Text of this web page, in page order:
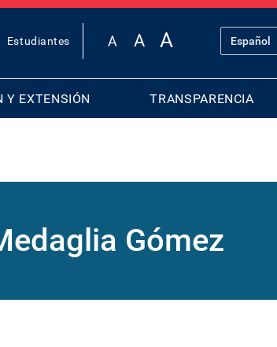
Estudiantes
Y EXTENSIÓN TRANSPARENCIA
Gómez